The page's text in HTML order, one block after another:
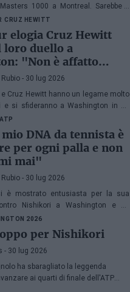
1000 a Montreal. Sarebbe il
con un vincitore esordiente
CRUZ HEWITT
elogia Cruz Hewitt
loro duello a
"Non è affatto
al tennis essendo
ex numero 1 del
- 30 lug 2026
Cruz Hewitt hanno un legame molto
si sfideranno a Washington in un
grandi emozioni.
ATP
DNA da tennista è
per ogni palla e non
mai"
- 30 lug 2026
è mostrato entusiasta per la sua
Nishikori a Washington e ha
sue grandi virtù prima di sfidare
di finale.
2026
per Nishikori
- 30 lug 2026
ha sbaragliato la leggenda
ai quarti di finale dell'ATP